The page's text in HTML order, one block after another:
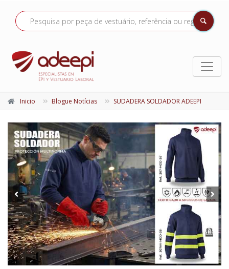
Inicio Blogue Notícias SUDADERA SOLDADOR ADEEPI
Prev Next